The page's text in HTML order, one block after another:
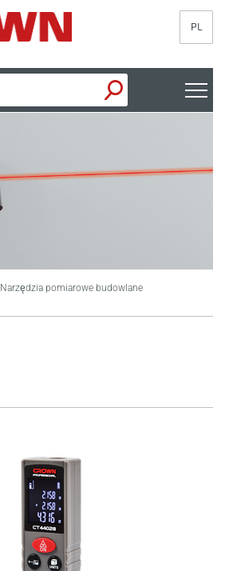
PL
Narzędzia pomiarowe budowlane